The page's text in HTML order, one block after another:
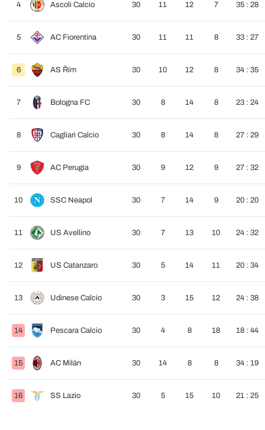
4 Ascoli Calcio 30 11 12 7 35 : 28
5 AC Fiorentina 30 11 11 8 33 : 27
6 AS Řím 30 10 12 8 34 : 35
7 Bologna FC 30 8 14 8 23 : 24
8 Cagliari Calcio 30 8 14 8 27 : 29
9 AC Perugia 30 9 12 9 27 : 32
10 SSC Neapol 30 7 14 9 20 : 20
11 US Avellino 30 7 13 10 24 : 32
12 US Catanzaro 30 5 14 11 20 : 34
13 Udinese Calcio 30 3 15 12 24 : 38
14 Pescara Calcio 30 4 8 18 18 : 44
15 AC Milán 30 14 8 8 34 : 19
16 SS Lazio 30 5 15 10 21 : 25